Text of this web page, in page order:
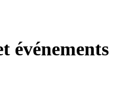
événements